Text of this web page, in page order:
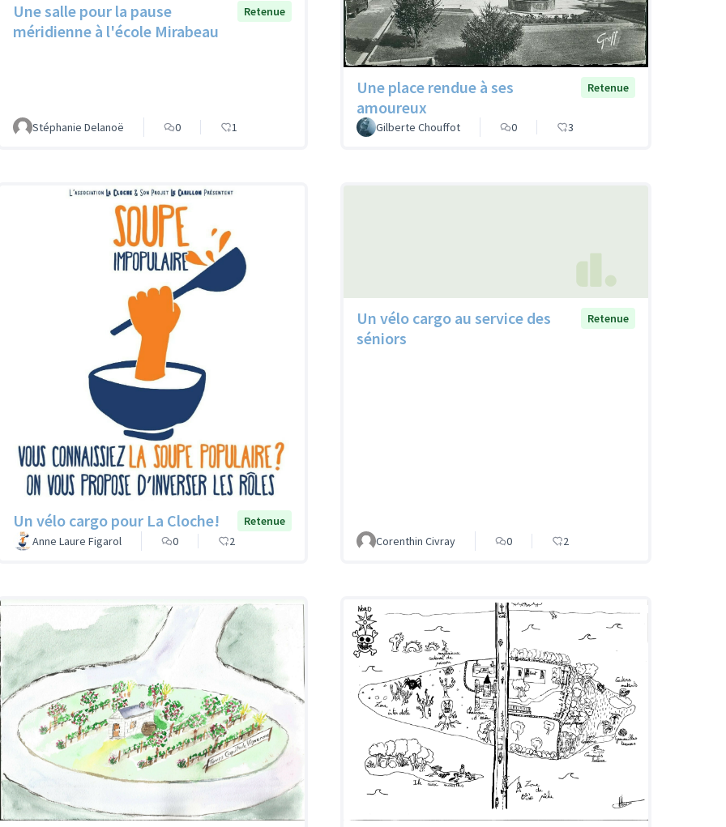
Une salle pour la pause
méridienne à l'école Mirabeau
Retenue
Stéphanie Delanoë 0 1
Une place rendue à ses
amoureux
Retenue
Gilberte Chouffot 0 3
Un vélo cargo pour La Cloche!
Retenue
Anne Laure Figarol
0 2
Un vélo cargo au service des
séniors
Retenue
Corenthin Civray 0 2